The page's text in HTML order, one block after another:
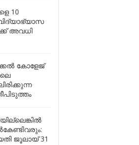
10
അവധി
കോളേജ്
ജൂലായ് 31